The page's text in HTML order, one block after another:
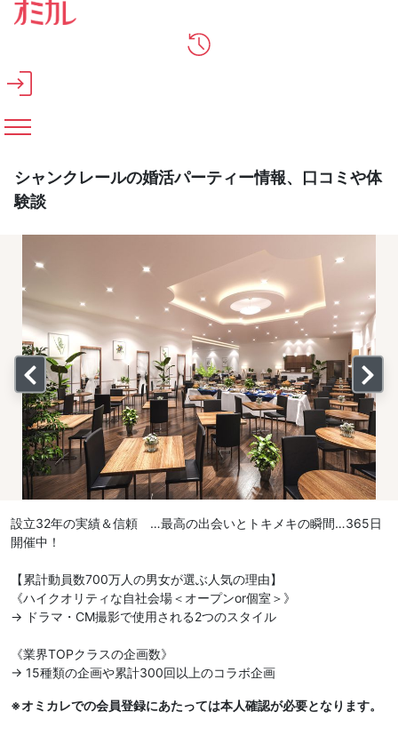
メインコンテンツへスキップ
シャンクレールの婚活パーティー情報、口コミや体
験談
設立32年の実績＆信頼 …最高の出会いとトキメキの瞬間…365日
開催中！
【累計動員数700万人の男女が選ぶ人気の理由】
《ハイクオリティな自社会場＜オープンor個室＞》
→ ドラマ・CM撮影で使用される2つのスタイル
《業界TOPクラスの企画数》
→ 15種類の企画や累計300回以上のコラボ企画
※オミカレでの会員登録にあたっては本人確認が必要となります。